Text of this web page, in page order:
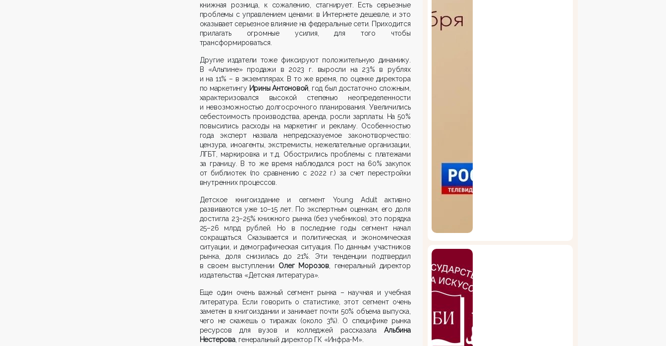
книжная розница, к сожалению, стагнирует. Есть серьезные
проблемы с управлением ценами: в Интернете дешевле, и это
оказывает серьезное влияние на федеральные сети. Приходится
прилагать огромные усилия, для того чтобы
трансформироваться.
Другие издатели тоже фиксируют положительную динамику.
В «Альпине» продажи в 2023 г. выросли на 23% в рублях
и на 11% – в экземплярах. В то же время, по оценке директора
по маркетингу Ирины Антоновой , год был достаточно сложным,
характеризовался высокой степенью неопределенности
и невозможностью долгосрочного планирования. Увеличились
себестоимость производства, аренда, росли зарплаты. На 50%
повысились расходы на маркетинг и рекламу. Особенностью
года эксперт назвала непредсказуемое законотворчество:
цензура, иноагенты, экстремисты, нежелательные организации,
ЛГБТ, маркировка и т.д. Обострились проблемы с платежами
за границу. В то же время наблюдался рост на 60% закупок
от библиотек (по сравнению с 2022 г.) за счет перестройки
внутренних процессов.
Детское книгоиздание и сегмент Young Adult активно
развиваются уже 10–15 лет. По экспертным оценкам, его доля
достигла 23–25% книжного рынка (без учебников), это порядка
25–26 млрд рублей. Но в последние годы сегмент начал
сокращаться. Сказывается и политическая, и экономическая
ситуации, и демографическая ситуация. По данным участников
рынка, доля снизилась до 21%. Эти тенденции подтвердил
в своем выступлении Олег Морозов, генеральный директор
издательства «Детская литература».
Еще один очень важный сегмент рынка – научная и учебная
литература. Если говорить о статистике, этот сегмент очень
заметен в книгоиздании и занимает почти 50% объема выпуска,
чего не скажешь о тиражах (около 3%). О специфике рынка
ресурсов для вузов и колледжей рассказалаАльбина
Нестерова, генеральный директор ГК «Инфра-М».